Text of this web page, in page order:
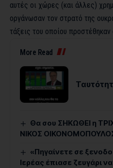
αυτές οι χώρες (και άλλες)
οργάνωσαν τον στρατό της
τάξεις του οποίου προστέθηκαν
More Read
Θα σου ΣΗΚΩΘΕΙ η
ΝΙΚΟΣ
«Πηγαίνετε σε
Ιερέας έπιασε ζευγάρι